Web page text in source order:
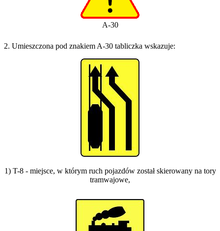
A-30
2. Umieszczona pod znakiem A-30 tabliczka wskazuje:
1) T-8 - miejsce, w którym ruch pojazdów został skierowany na tory
tramwajowe,